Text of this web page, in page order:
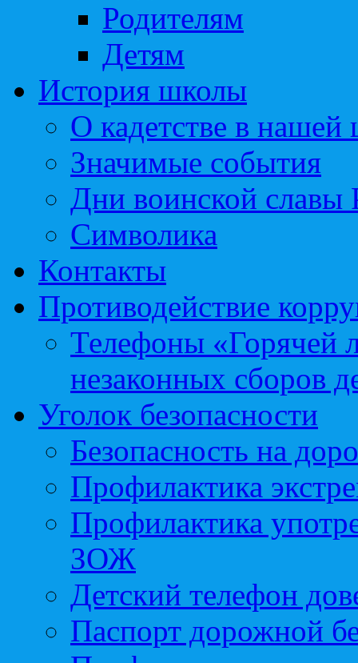
Родителям
Детям
История школы
О кадетстве в нашей
Значимые события
Дни воинской славы
Символика
Контакты
Противодействие
Телефоны «Горячей
незаконных сборов
Уголок безопасности
Безопасность на
Профилактика
Профилактика
ЗОЖ
Детский телефон
Паспорт дорожной